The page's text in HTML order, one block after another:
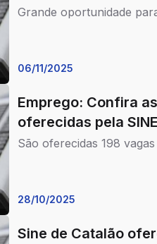
Grande oportunidade
06/11/2025
Emprego: Confira
oferecidas pela SINE
São oferecidas 198
28/10/2025
Sine de Catalão